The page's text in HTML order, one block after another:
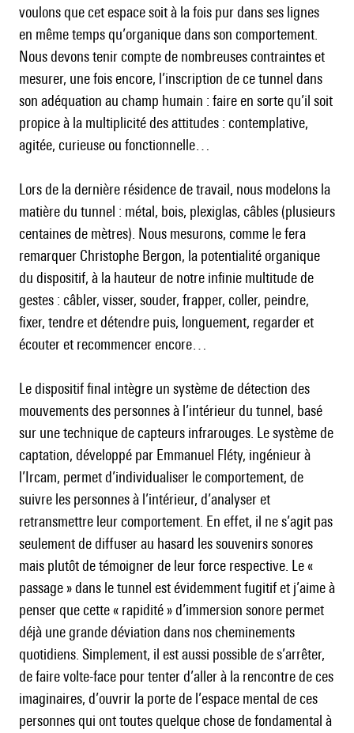
voulons que cet espace soit à la fois pur dans ses lignes
en même temps qu’organique dans son comportement.
Nous devons tenir compte de nombreuses contraintes et
mesurer, une fois encore, l’inscription de ce tunnel dans
son adéquation au champ humain : faire en sorte qu’il soit
propice à la multiplicité des attitudes : contemplative,
agitée, curieuse ou fonctionnelle…
Lors de la dernière résidence de travail, nous modelons la
matière du tunnel : métal, bois, plexiglas, câbles (plusieurs
centaines de mètres). Nous mesurons, comme le fera
remarquer Christophe Bergon, la potentialité organique
du dispositif, à la hauteur de notre infinie multitude de
gestes : câbler, visser, souder, frapper, coller, peindre,
fixer, tendre et détendre puis, longuement, regarder et
écouter et recommencer encore…
Le dispositif final intègre un système de détection des
mouvements des personnes à l’intérieur du tunnel, basé
sur une technique de capteurs infrarouges. Le système de
captation, développé par Emmanuel Fléty, ingénieur à
l’Ircam, permet d’individualiser le comportement, de
suivre les personnes à l’intérieur, d’analyser et
retransmettre leur comportement. En effet, il ne s’agit pas
seulement de diffuser au hasard les souvenirs sonores
mais plutôt de témoigner de leur force respective. Le «
passage » dans le tunnel est évidemment fugitif et j’aime à
penser que cette « rapidité » d’immersion sonore permet
déjà une grande déviation dans nos cheminements
quotidiens. Simplement, il est aussi possible de s’arrêter,
de faire volte-face pour tenter d’aller à la rencontre de ces
imaginaires, d’ouvrir la porte de l’espace mental de ces
personnes qui ont toutes quelque chose de fondamental à